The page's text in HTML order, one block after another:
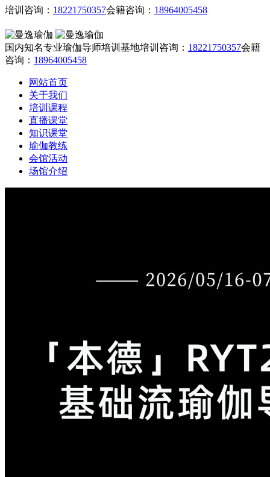
培训咨询： 18221750357会籍咨询： 18964005458
国内知名专业瑜伽导师培训基地培训咨询： 18221750357会籍
咨询： 18964005458
网站首页
关于我们
培训课程
直播课堂
知识课堂
瑜伽教练
会馆活动
场馆介绍